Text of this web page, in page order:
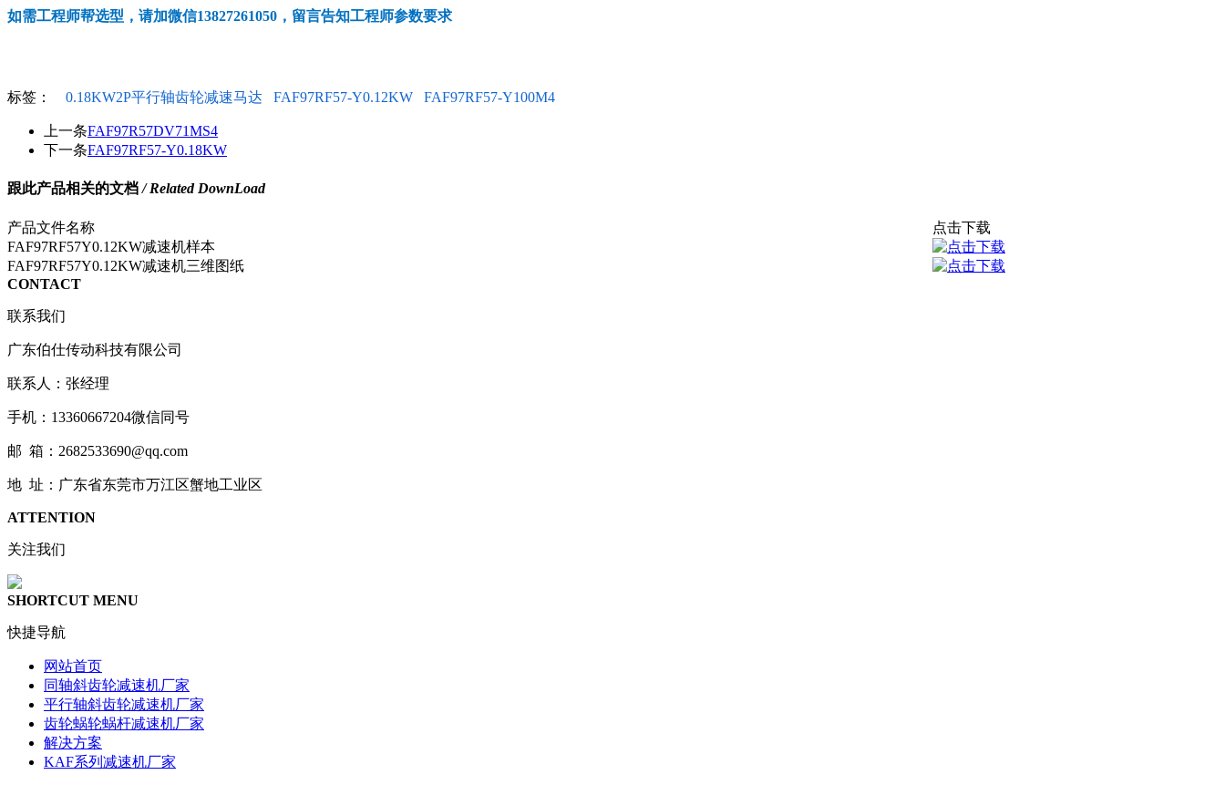
如需工程师帮选型，请加微信13827261050，留言告知工程师参数要求
标签： 0.18KW2P平行轴齿轮减速马达 FAF97RF57-Y0.12KW FAF97RF57-Y100M4
上一条FAF97R57DV71MS4
下一条FAF97RF57-Y0.18KW
跟此产品相关的文档/ Related DownLoad
产品文件名称
点击下载
FAF97RF57Y0.12KW减速机样本
FAF97RF57Y0.12KW减速机三维图纸
CONTACT
联系我们
广东伯仕传动科技有限公司
联系人：张经理
手机：13360667204微信同号
邮 箱：2682533690@qq.com
地 址：广东省东莞市万江区蟹地工业区
ATTENTION
关注我们
SHORTCUT MENU
快捷导航
网站首页
同轴斜齿轮减速机厂家
平行轴斜齿轮减速机厂家
齿轮蜗轮蜗杆减速机厂家
解决方案
KAF系列减速机厂家